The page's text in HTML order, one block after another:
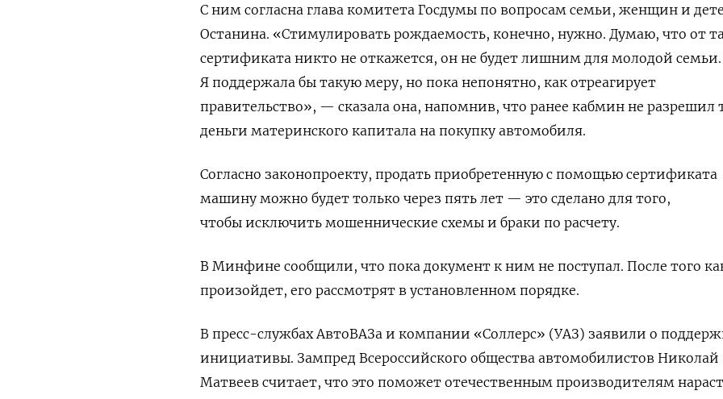
С ним согласна глава комитета Госдумы по вопросам семьи, женщин и
Останина. «Стимулировать рождаемость, конечно, нужно. Думаю, что от
сертификата никто не откажется, он не будет лишним для молодой семьи.
Я поддержала бы такую меру, но пока непонятно, как отреагирует
правительство», — сказала она, напомнив, что ранее кабмин не разрешил
деньги материнского капитала на покупку автомобиля.
Согласно законопроекту, продать приобретенную с помощью сертификата
машину можно будет только через пять лет — это сделано для того,
чтобы исключить мошеннические схемы и браки по расчету.
В Минфине сообщили, что пока документ к ним не поступал. После того
произойдет, его рассмотрят в установленном порядке.
В пресс-службах АвтоВАЗа и компании «Соллерс» (УАЗ) заявили о
инициативы. Зампред Всероссийского общества автомобилистов Николай
Матвеев считает, что это поможет отечественным производителям